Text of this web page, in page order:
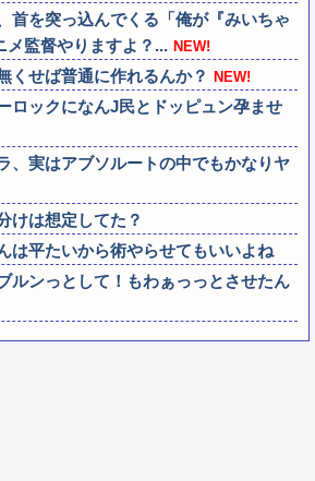
首を突っ込んでくる「俺が『みいちゃ
メ監督やりますよ？... NEW!
くせば普通に作れるんか？ NEW!
ロックになんJ民とドッピュン孕ませ
、実はアブソルートの中でもかなりヤ
けは想定してた？
は平たいから術やらせてもいいよね
ルンっとして！もわぁっっとさせたん